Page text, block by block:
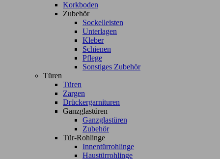
Korkboden
Zubehör
Sockelleisten
Unterlagen
Kleber
Schienen
Pflege
Sonstiges Zubehör
Türen
Türen
Zargen
Drückergarnituren
Ganzglastüren
Ganzglastüren
Zubehör
Tür-Rohlinge
Innentürrohlinge
Haustürrohlinge